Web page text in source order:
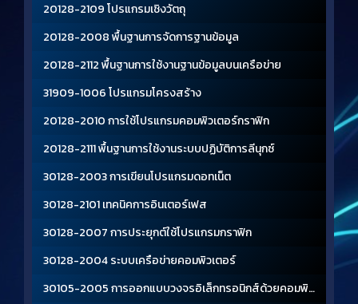
20128-2109 โปรแกรมเชิงวัตถุ
20128-2008 พื้นฐานการจัดการฐานข้อมูล
20128-2112 พื้นฐานการใช้งานฐานข้อมูลบนเครือข่าย
31909-1006 โปรแกรมโครงสร้าง
20128-2010 การใช้โปรแกรมคอมพิวเตอร์กราฟิก
20128-2111 พื้นฐานการใช้งานระบบปฏิบัติการลีนุกซ์
30128-2003 การเขียนโปรแกรมดอทเน็ต
30128-2101 เทคนิคการอินเตอร์เฟส
30128-2007 การประยุกต์ใช้โปรแกรมกราฟิก
30128-2004 ระบบเครือข่ายคอมพิวเตอร์
30105-2005 การออกแบบวงจรอิเล็กทรอนิกส์ด้วยคอมพิวเตอร์